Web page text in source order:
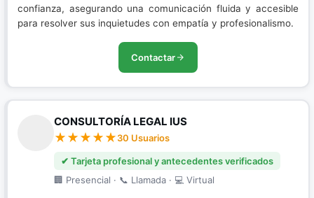
confianza, asegurando una comunicación fluida y accesible
para resolver sus inquietudes con empatía y profesionalismo.
Contactar
CONSULTORÍA LEGAL IUS
30 Usuarios
✔ Tarjeta profesional y antecedentes verificados
🏢 Presencial · 📞 Llamada · 💻 Virtual